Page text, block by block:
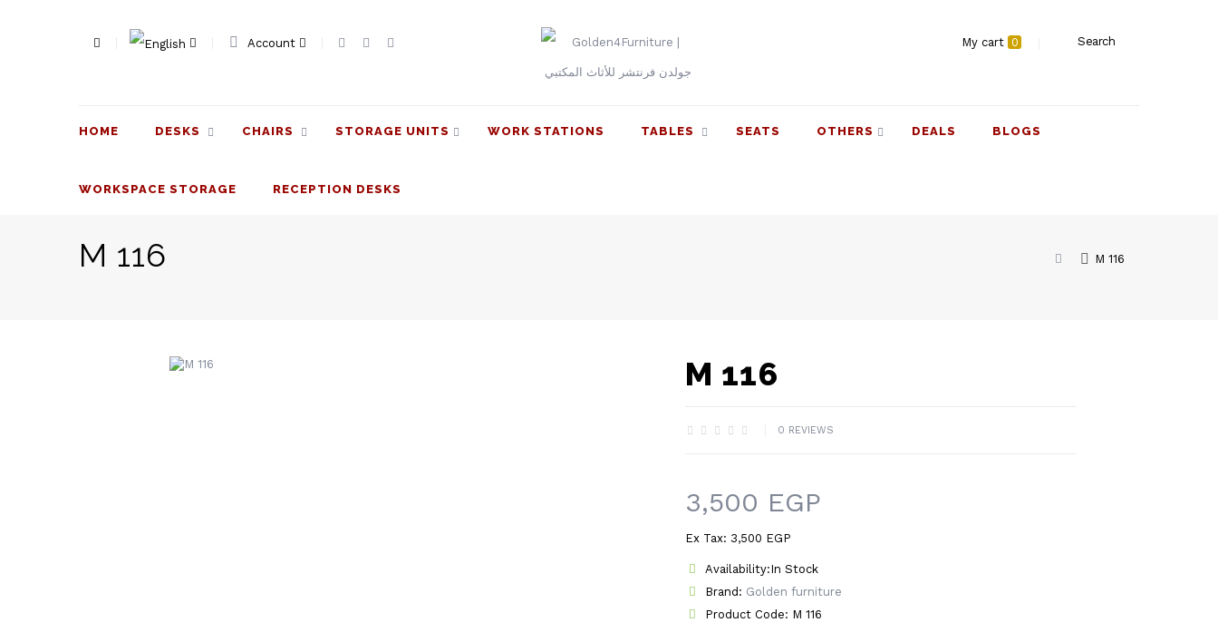
Account Search
My cart 0
HOME DESKS CHAIRS STORAGE UNITS WORK STATIONS TABLES SEATS OTHERS DEALS BLOGS
WORKSPACE STORAGE RECEPTION DESKS
M 116 M 116
M 116
0 REVIEWS
3,500 EGP
Ex Tax: 3,500 EGP
Availability:In Stock
Brand: Golden furniture
Product Code: M 116